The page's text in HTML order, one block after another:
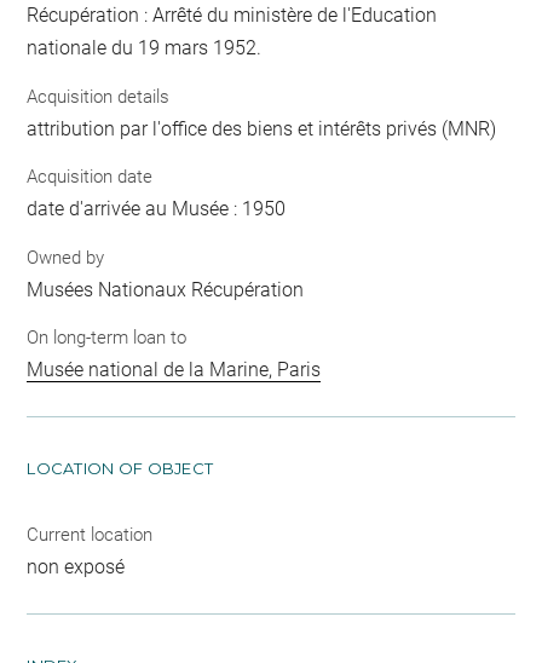
Récupération : Arrêté du ministère de l'Education
nationale du 19 mars 1952.
Acquisition details
attribution par l'office des biens et intérêts privés (MNR)
Acquisition date
date d'arrivée au Musée : 1950
Owned by
Musées Nationaux Récupération
On long-term loan to
Musée national de la Marine, Paris
LOCATION OF OBJECT
Current location
non exposé